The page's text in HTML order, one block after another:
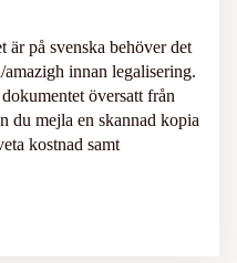
är på svenska behöver det
innan legalisering.
översatt från
du mejla en skannad kopia
kostnad samt